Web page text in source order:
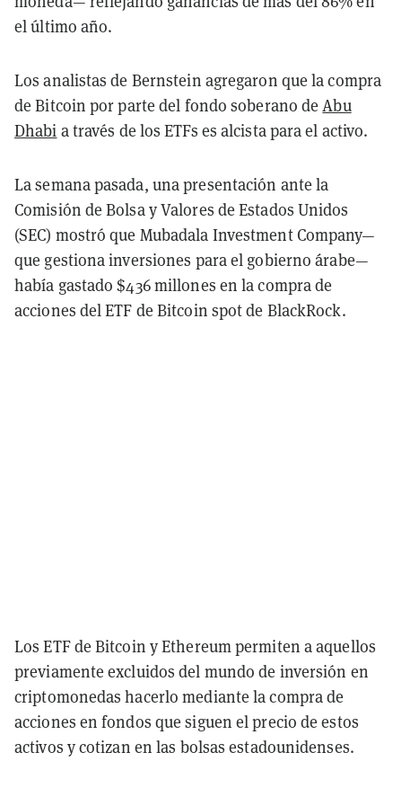
el último año.
Los analistas de Bernstein agregaron que la compra
de Bitcoin por parte del fondo soberano deAbu
Dhabi a través de los ETFs es alcista para el activo.
La semana pasada, una presentación ante la
Comisión de Bolsa y Valores de Estados Unidos
(SEC) mostró que Mubadala Investment Company—
que gestiona inversiones para el gobierno árabe—
había gastado $436 millones en la compra de
acciones del ETF de Bitcoin spot de BlackRock.
Los ETF de Bitcoin y Ethereum permiten a aquellos
previamente excluidos del mundo de inversión en
criptomonedas hacerlo mediante la compra de
acciones en fondos que siguen el precio de estos
activos y cotizan en las bolsas estadounidenses.